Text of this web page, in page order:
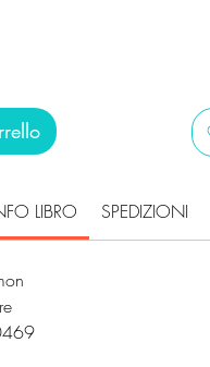
LIBRO SPEDIZIONI